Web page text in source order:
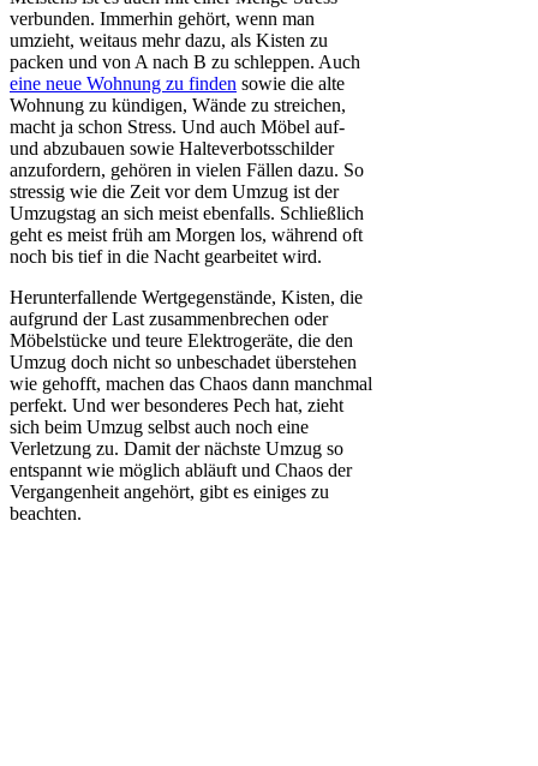
verbunden. Immerhin gehört, wenn man
umzieht, weitaus mehr dazu, als Kisten zu
packen und von A nach B zu schleppen. Auch
eine neue Wohnung zu finden sowie die alte
Wohnung zu kündigen, Wände zu streichen,
macht ja schon Stress. Und auch Möbel auf-
und abzubauen sowie Halteverbotsschilder
anzufordern, gehören in vielen Fällen dazu. So
stressig wie die Zeit vor dem Umzug ist der
Umzugstag an sich meist ebenfalls. Schließlich
geht es meist früh am Morgen los, während oft
noch bis tief in die Nacht gearbeitet wird.
Herunterfallende Wertgegenstände, Kisten, die
aufgrund der Last zusammenbrechen oder
Möbelstücke und teure Elektrogeräte, die den
Umzug doch nicht so unbeschadet überstehen
wie gehofft, machen das Chaos dann manchmal
perfekt. Und wer besonderes Pech hat, zieht
sich beim Umzug selbst auch noch eine
Verletzung zu. Damit der nächste Umzug so
entspannt wie möglich abläuft und Chaos der
Vergangenheit angehört, gibt es einiges zu
beachten.